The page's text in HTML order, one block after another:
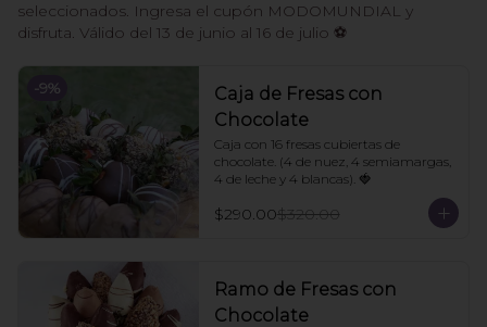
seleccionados. Ingresa el cupón MODOMUNDIAL y
disfruta. Válido del 13 de junio al 16 de julio ⚽
-9%
Caja de Fresas con
Chocolate
Caja con 16 fresas cubiertas de
chocolate. (4 de nuez, 4 semiamargas,
4 de leche y 4 blancas). 🍓
$290.00$320.00
Ramo de Fresas con
Chocolate